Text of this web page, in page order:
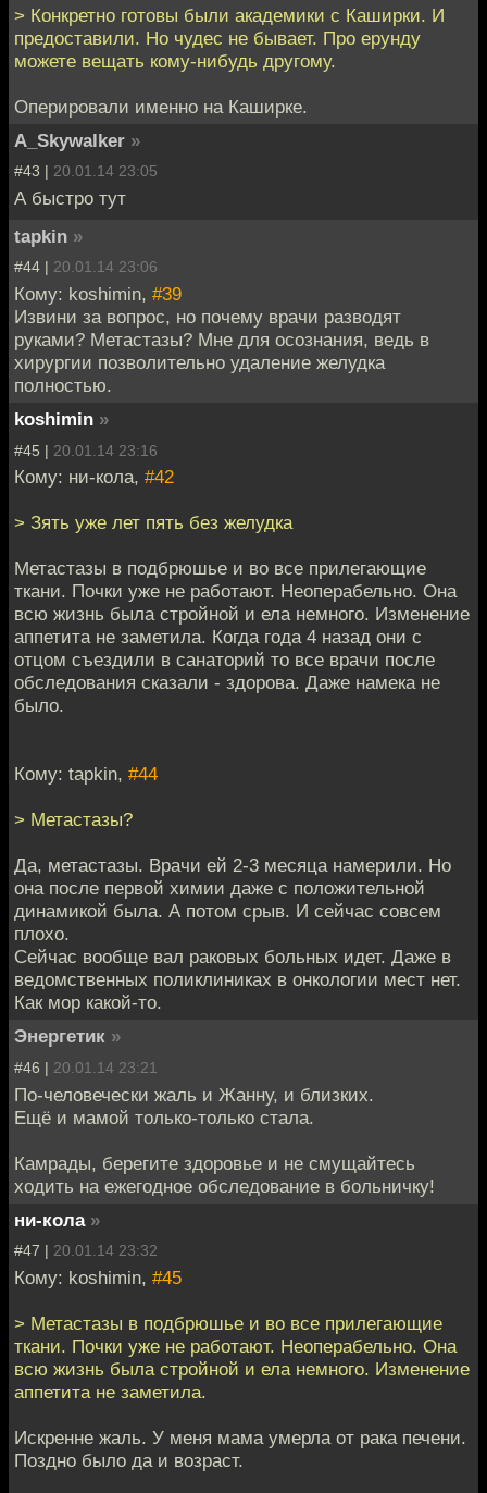
> Конкретно готовы были академики с Каширки. И
предоставили. Но чудес не бывает. Про ерунду
можете вещать кому-нибудь другому.
Оперировали именно на Каширке.
A_Skywalker »
#43 | 20.01.14 23:05
А быстро тут
tapkin »
#44 | 20.01.14 23:06
Кому: koshimin, #39
Извини за вопрос, но почему врачи разводят
руками? Метастазы? Мне для осознания, ведь в
хирургии позволительно удаление желудка
полностью.
koshimin »
#45 | 20.01.14 23:16
Кому: ни-кола, #42
> Зять уже лет пять без желудка
Метастазы в подбрюшье и во все прилегающие
ткани. Почки уже не работают. Неоперабельно. Она
всю жизнь была стройной и ела немного. Изменение
аппетита не заметила. Когда года 4 назад они с
отцом съездили в санаторий то все врачи после
обследования сказали - здорова. Даже намека не
было.
Кому: tapkin, #44
> Метастазы?
Да, метастазы. Врачи ей 2-3 месяца намерили. Но
она после первой химии даже с положительной
динамикой была. А потом срыв. И сейчас совсем
плохо.
Сейчас вообще вал раковых больных идет. Даже в
ведомственных поликлиниках в онкологии мест нет.
Как мор какой-то.
Энергетик »
#46 | 20.01.14 23:21
По-человечески жаль и Жанну, и близких.
Ещё и мамой только-только стала.
Камрады, берегите здоровье и не смущайтесь
ходить на ежегодное обследование в больничку!
ни-кола »
#47 | 20.01.14 23:32
Кому: koshimin, #45
> Метастазы в подбрюшье и во все прилегающие
ткани. Почки уже не работают. Неоперабельно. Она
всю жизнь была стройной и ела немного. Изменение
аппетита не заметила.
Искренне жаль. У меня мама умерла от рака печени.
Поздно было да и возраст.